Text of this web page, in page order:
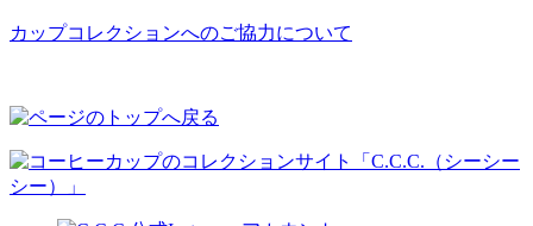
カップコレクションへのご協力について